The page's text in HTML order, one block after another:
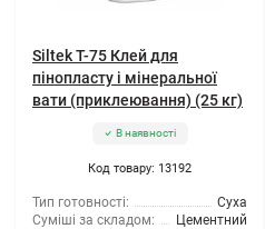
Siltek Т-75 Клей для
пінопласту і мінеральної
вати (приклеювання) (25 кг)
В наявності
Код товару: 13192
Тип готовності:
Суха
Суміші за складом:
Цементний